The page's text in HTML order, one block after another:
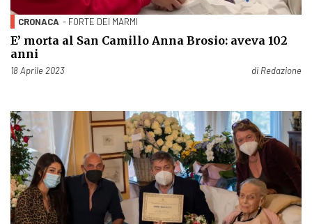
CRONACA - FORTE DEI MARMI
E’ morta al San Camillo Anna Brosio: aveva 102
anni
Pubblicato il
18 Aprile 2023 di Redazione